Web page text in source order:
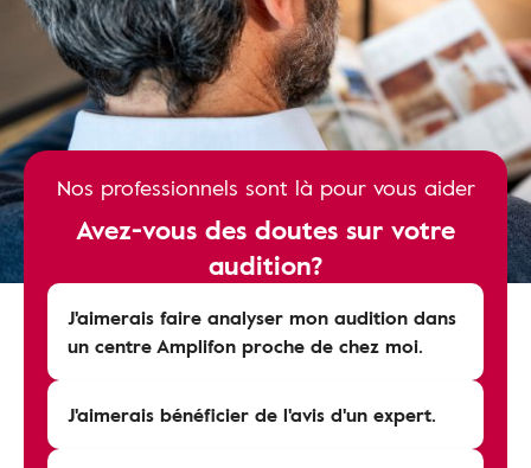
Nos professionnels sont là pour vous aider
Avez-vous des doutes sur votre
audition?
J'aimerais faire analyser mon audition dans
un centre Amplifon proche de chez moi.
J'aimerais bénéficier de l'avis d'un expert.